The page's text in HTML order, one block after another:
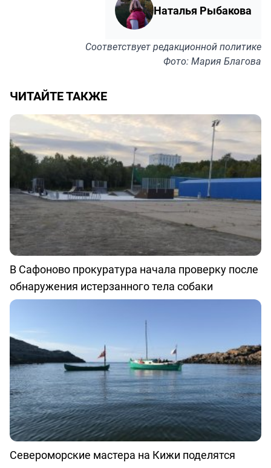
Наталья Рыбакова
Соответствуетредакционной политике
Фото: Мария Благова
ЧИТАЙТЕ ТАКЖЕ
В Сафоново прокуратура начала проверку после
обнаружения истерзанного тела собаки
Североморские мастера на Кижи поделятся